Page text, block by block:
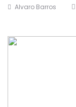
Alvaro Barros